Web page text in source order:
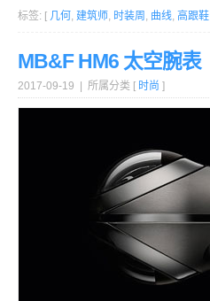
标签: [ 几何 , 建筑师, 时装周 , 曲线, 高跟鞋
MB&F HM6 太空腕表
2017-09-19 | 所属分类 [ 时尚 ]